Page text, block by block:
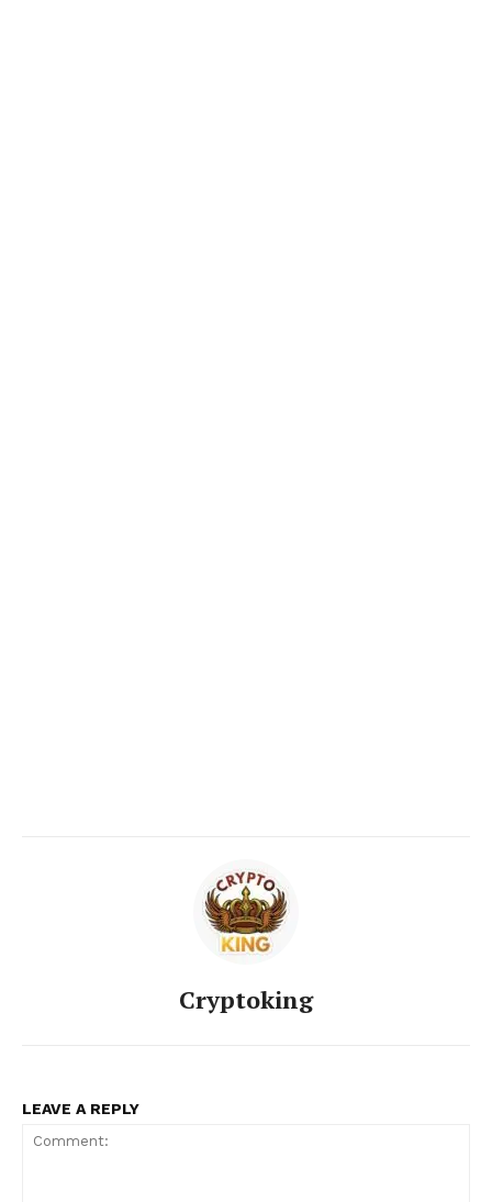
Cryptoking
LEAVE A REPLY